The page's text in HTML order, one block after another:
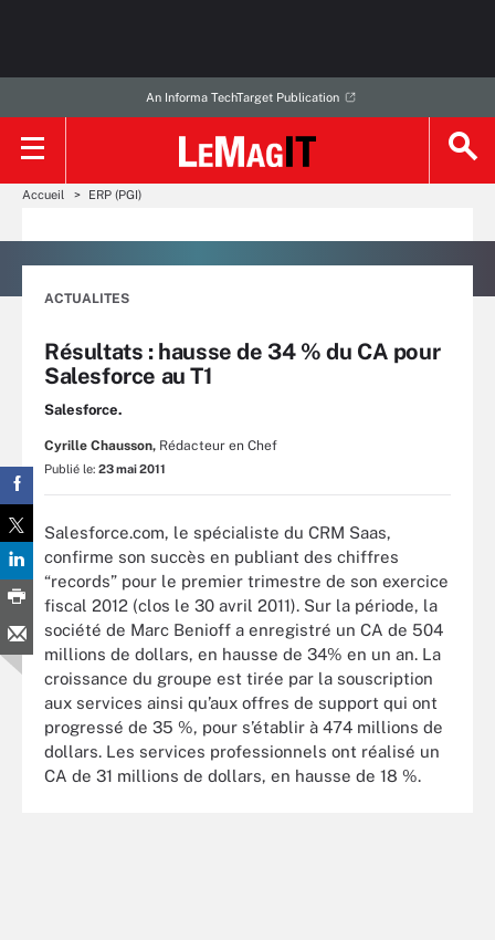
An Informa TechTarget Publication
Accueil ERP (PGI)
ACTUALITES
Résultats : hausse de 34 % du CA pour
Salesforce au T1
Salesforce.
Cyrille Chausson, Rédacteur en Chef
Publié le: 23 mai 2011
Salesforce.com, le spécialiste du CRM Saas,
confirme son succès en publiant des chiffres
“records” pour le premier trimestre de son exercice
fiscal 2012 (clos le 30 avril 2011). Sur la période, la
société de Marc Benioff a enregistré un CA de 504
millions de dollars, en hausse de 34% en un an. La
croissance du groupe est tirée par la souscription
aux services ainsi qu’aux offres de support qui ont
progressé de 35 %, pour s’établir à 474 millions de
dollars. Les services professionnels ont réalisé un
CA de 31 millions de dollars, en hausse de 18 %.